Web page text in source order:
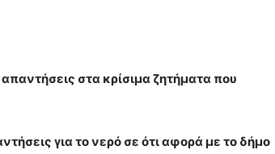
στα κρίσιμα ζητήματα που
για το νερό σε ότι αφορά με το δήμο